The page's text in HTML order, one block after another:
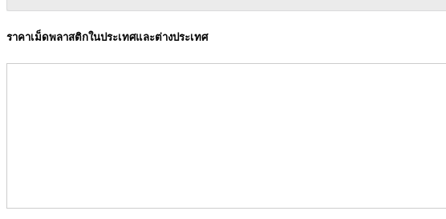
ราคาเม็ดพลาสติกในประเทศและต่างประเทศ